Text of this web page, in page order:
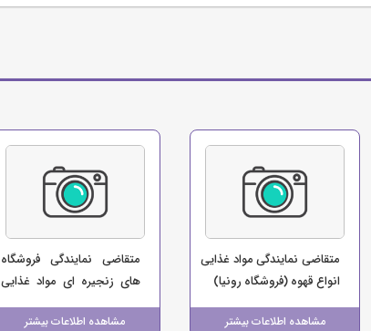
مشاهده اطلاعات بیشتر
متقاضی نمایندگی مواد غذایی
انواع قهوه (فروشگاه رونیا)
مشاهده اطلاعات بیشتر
متقاضی نمایندگی فروشگاه
های زنجیره ای مواد غذایی
(فروشگاه ایلام مارکت)